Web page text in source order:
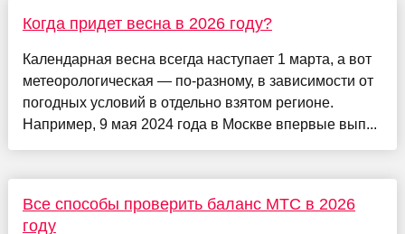
Когда придет весна в 2026 году?
Календарная весна всегда наступает 1 марта, а вот
метеорологическая — по-разному, в зависимости от
погодных условий в отдельно взятом регионе.
Например, 9 мая 2024 года в Москве впервые вып...
Все способы проверить баланс МТС в 2026
году